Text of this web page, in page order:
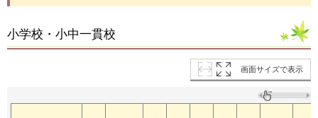
小学校・小中一貫校
画面サイズで表示